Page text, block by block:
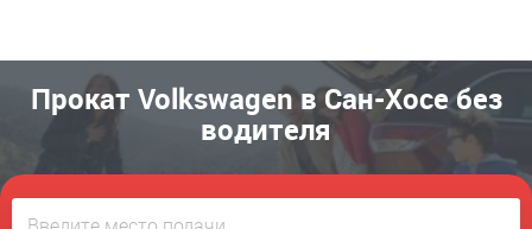
Прокат Volkswagen в Сан-Хосе без
водителя